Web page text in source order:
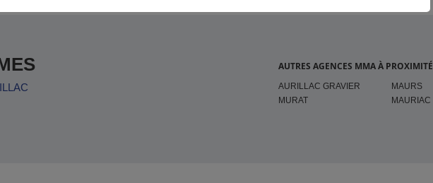
AUTRES AGENCES MMA À PROXIMITÉ
AURILLAC GRAVIER
MAURS
MURAT
MAURIAC